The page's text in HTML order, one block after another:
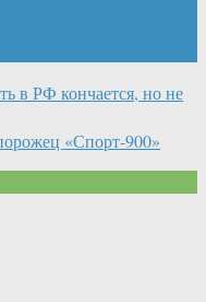
в РФ кончается, но не
«Спорт-900»